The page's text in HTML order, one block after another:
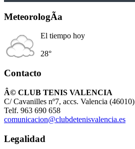
MeteorologÃ­a
El tiempo hoy
28°
Contacto
Â© CLUB TENIS VALENCIA
C/ Cavanilles nº7, accs. Valencia
Telf. 963 690 658
comunicacion@clubdetenisvalencia.es
Legalidad